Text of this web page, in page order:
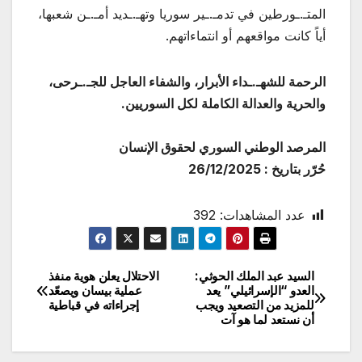
المتـ.ـورطين في تدمـ.ـير سوريا وتهـ.ـديد أمـ.ـن شعبها،
أياً كانت مواقعهم أو انتماءاتهم.
الرحمة للشهـ.ـداء الأبرار، والشفاء العاجل للجـ.ـرحى،
والحرية والعدالة الكاملة لكل السوريين.
المرصد الوطني السوري لحقوق الإنسان
حُرّر بتاريخ : 26/12/2025
عدد المشاهدات: 392
تصفّح
المقالات
الاحتلال يعلن هوية منفذ
عملية بيسان ويصعّد
إجراءاته في قباطية
السيد عبد الملك الحوثي:
العدو “الإسرائيلي” يعد
للمزيد من التصعيد ويجب
أن نستعد لما هو آت